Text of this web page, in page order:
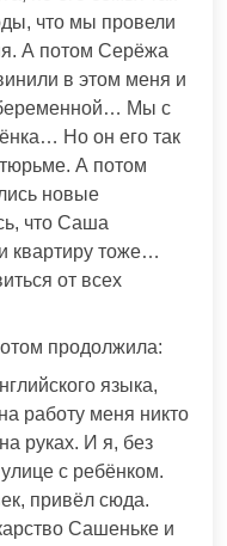
что мы провели
А потом Серёжа
в этом меня и
беременной… Мы с
Но он его так
А потом
новые
что Саша
квартиру тоже…
от всех
продолжила:
языка,
работу меня никто
руках. И я, без
с ребёнком.
привёл сюда.
Сашеньке и